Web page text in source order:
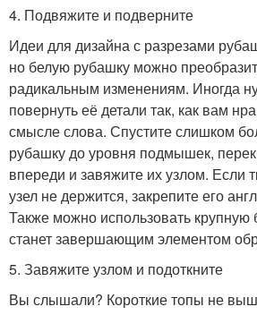
4. Подвяжите и подверните
Идеи для дизайна с разрезами
но белую рубашку можно
радикальным изменениям. Иногда
повернуть её детали так, как вам
смысле слова. Спустите слишком
рубашку до уровня подмышек,
впереди и завяжите их узлом. Если
узел не держится, закрепите его
Также можно использовать крупную
станет завершающим элементом
5. Завяжите узлом и подоткните
Вы слышали? Короткие топы не